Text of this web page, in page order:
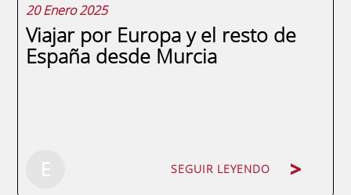
20 Enero 2025
Viajar por Europa y el resto de
España desde Murcia
E SEGUIR LEYENDO